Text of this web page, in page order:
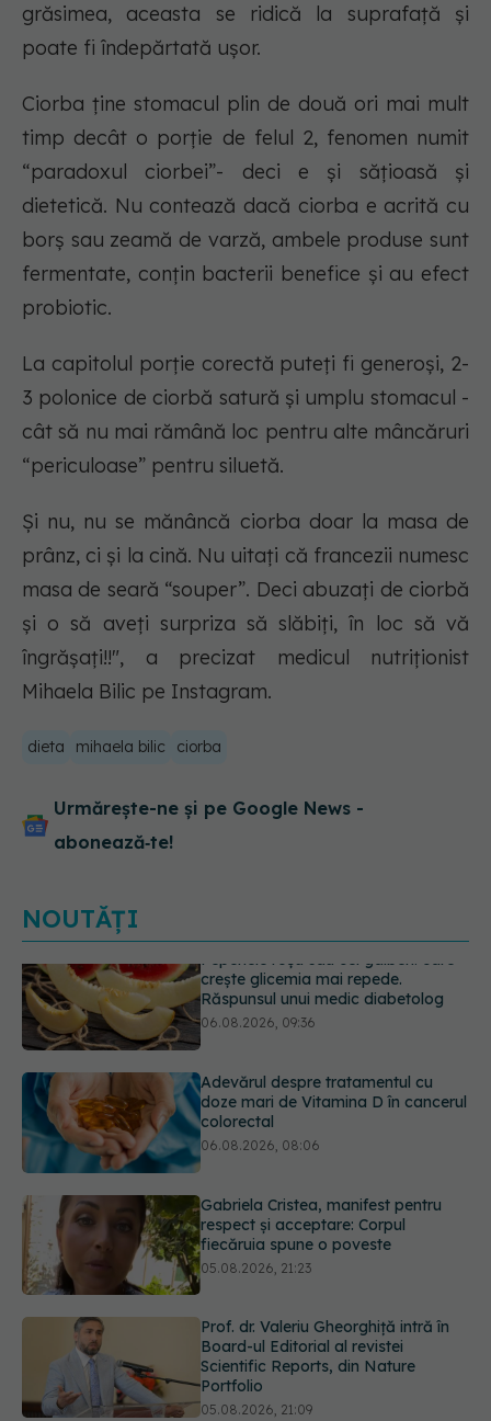
grăsimea, aceasta se ridică la suprafață și
poate fi îndepărtată ușor.
Ciorba ține stomacul plin de două ori mai mult
timp decât o porție de felul 2, fenomen numit
“paradoxul ciorbei”- deci e și sățioasă și
dietetică. Nu contează dacă ciorba e acrită cu
borș sau zeamă de varză, ambele produse sunt
fermentate, conțin bacterii benefice și au efect
probiotic.
La capitolul porție corectă puteți fi generoși, 2-
3 polonice de ciorbă satură și umplu stomacul -
cât să nu mai rămână loc pentru alte mâncăruri
“periculoase” pentru siluetă.
Și nu, nu se mănâncă ciorba doar la masa de
prânz, ci și la cină. Nu uitați că francezii numesc
masa de seară “souper”. Deci abuzați de ciorbă
și o să aveți surpriza să slăbiți, în loc să vă
îngrășați!!", a precizat medicul nutriționist
Mihaela Bilic pe Instagram.
dieta mihaela bilic ciorba
Urmărește-ne și pe Google News -
abonează‑te!
NOUTĂȚI
Adevărul despre tratamentul cu
doze mari de Vitamina D în cancerul
Gabriela Cristea, manifest pentru
respect și acceptare: Corpul
fiecăruia spune o poveste
Prof. dr. Valeriu Gheorghiță intră în
Board-ul Editorial al revistei
Scientific Reports, din Nature
05.08.2026, 21:09
Testul de 10 minute care poate
arăta dacă ai nevoie de statine,
chiar dacă ai colesterolul normal